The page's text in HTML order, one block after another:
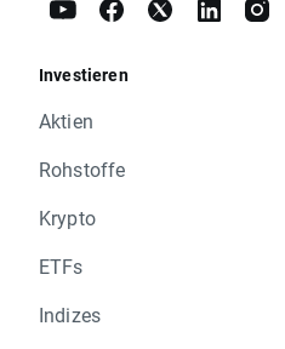
Investieren
Aktien
Rohstoffe
Krypto
ETFs
Indizes